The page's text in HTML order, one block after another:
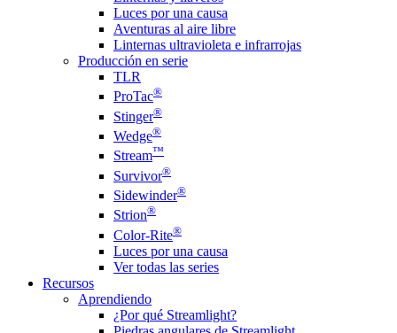
Luces por una causa
Aventuras al aire libre
Linternas ultravioleta e infrarrojas
Producción en serie
TLR
ProTac®
Stinger®
Wedge®
Stream™
Survivor®
Sidewinder®
Strion®
Color-Rite®
Luces por una causa
Ver todas las series
Recursos
Aprendiendo
¿Por qué Streamlight?